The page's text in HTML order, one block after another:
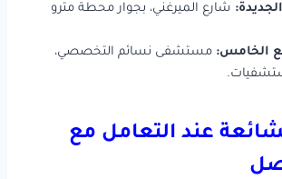
شارع الميرغني، بجوار محطة مترو
الخامس: مستشفى نسائم التخصصي،
عند التعامل مع